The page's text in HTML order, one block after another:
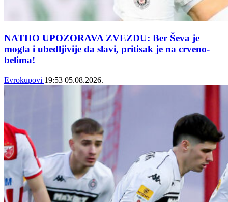
NATHO UPOZORAVA ZVEZDU: Ber Ševa je
mogla i ubedljivije da slavi, pritisak je na crveno-
belima!
Evrokupovi 19:53 05.08.2026.